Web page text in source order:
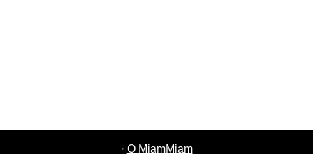
· О MiamMiam